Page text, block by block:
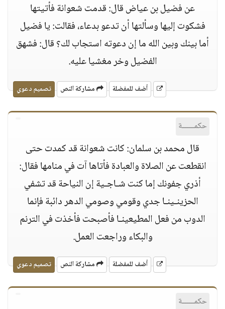
عن فضيل بن عياض قال: قدمت شعوانة فأتيتها
فشكوت إليها وسألتها أن تدعو بدعاء، فقالت: يا فضيل
أما بينك وبين الله ما إن دعوته استجاب لك؟ قال: فشهق
الفضيل وخر مغشيا عليه.
أضف للمفضلة مشاركة النص تصميم دعوي
حكمــــــة
قال محمد بن سلمان: كانت شعوانة قد كمدت حتى
انقطعت عن الصلاة والعبادة فأتاها آت في منامها فقال:
أذري جفونك إما كنت شـاجـية إن النياحة قد تشفي
الحزينـينـا جدي وقومي وصومي الدهر دائبة فإنما
الدوب من فعل المطيعينـا فأصبحت فأخذت في الترنم
والبكاء وراجعت العمل.
أضف للمفضلة مشاركة النص تصميم دعوي
حكمــــــة